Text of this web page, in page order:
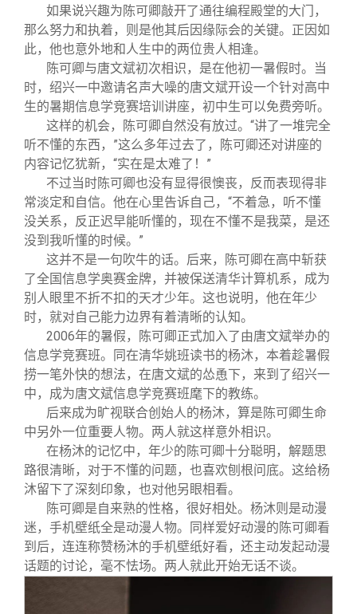
如果说兴趣为陈可卿敲开了通往编程殿堂的大门，
那么努力和执着，则是他其后因缘际会的关键。正因如
此，他也意外地和人生中的两位贵人相逢。
陈可卿与唐文斌初次相识，是在他初一暑假时。当
时，绍兴一中邀请名声大噪的唐文斌开设一个针对高中
生的暑期信息学竞赛培训讲座，初中生可以免费旁听。
这样的机会，陈可卿自然没有放过。“讲了一堆完全
听不懂的东西，”这么多年过去了，陈可卿还对讲座的
内容记忆犹新，“实在是太难了！”
不过当时陈可卿也没有显得很懊丧，反而表现得非
常淡定和自信。他在心里告诉自己，“不着急，听不懂
没关系，反正迟早能听懂的，现在不懂不是我菜，是还
没到我听懂的时候。”
这并不是一句吹牛的话。后来，陈可卿在高中斩获
了全国信息学奥赛金牌，并被保送清华计算机系，成为
别人眼里不折不扣的天才少年。这也说明，他在年少
时，就对自己能力边界有着清晰的认知。
2006年的暑假，陈可卿正式加入了由唐文斌举办的
信息学竞赛班。同在清华姚班读书的杨沐，本着趁暑假
捞一笔外快的想法，在唐文斌的怂恿下，来到了绍兴一
中，成为唐文斌信息学竞赛班麾下的教练。
后来成为旷视联合创始人的杨沐，算是陈可卿生命
中另外一位重要人物。两人就这样意外相识。
在杨沐的记忆中，年少的陈可卿十分聪明，解题思
路很清晰，对于不懂的问题，也喜欢刨根问底。这给杨
沐留下了深刻印象，也对他另眼相看。
陈可卿是自来熟的性格，很好相处。杨沐则是动漫
迷，手机壁纸全是动漫人物。同样爱好动漫的陈可卿看
到后，连连称赞杨沐的手机壁纸好看，还主动发起动漫
话题的讨论，毫不怯场。两人就此开始无话不谈。